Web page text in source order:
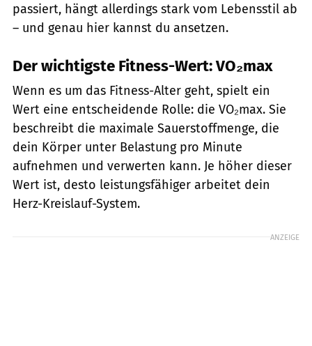
passiert, hängt allerdings stark vom Lebensstil ab
– und genau hier kannst du ansetzen.
Der wichtigste Fitness-Wert: VO₂max
Wenn es um das Fitness-Alter geht, spielt ein
Wert eine entscheidende Rolle: die VO₂max. Sie
beschreibt die maximale Sauerstoffmenge, die
dein Körper unter Belastung pro Minute
aufnehmen und verwerten kann. Je höher dieser
Wert ist, desto leistungsfähiger arbeitet dein
Herz-Kreislauf-System.
ANZEIGE